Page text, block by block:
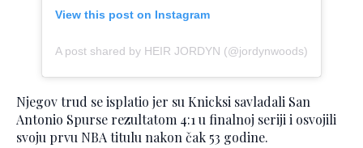
View this post on Instagram
A post shared by HEIR JORDYN (@jordynwoods)
Njegov trud se isplatio jer su Knicksi savladali San
Antonio Spurse rezultatom 4:1 u finalnoj seriji i osvojili
svoju prvu NBA titulu nakon čak 53 godine.